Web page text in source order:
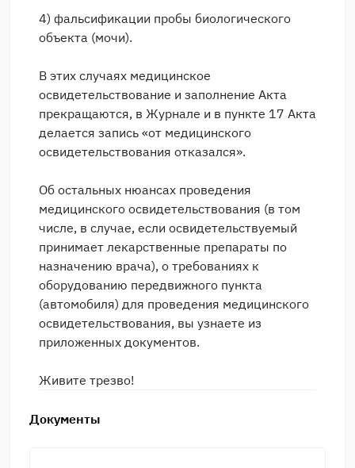
4) фальсификации пробы биологического
объекта (мочи).
В этих случаях медицинское
освидетельствование и заполнение Акта
прекращаются, в Журнале и в пункте 17 Акта
делается запись «от медицинского
освидетельствования отказался».
Об остальных нюансах проведения
медицинского освидетельствования (в том
числе, в случае, если освидетельствуемый
принимает лекарственные препараты по
назначению врача), о требованиях к
оборудованию передвижного пункта
(автомобиля) для проведения медицинского
освидетельствования, вы узнаете из
приложенных документов.
Живите трезво!
Документы